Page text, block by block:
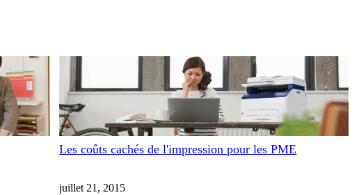
Les coûts cachés de l'impression pour les PME
juillet 21, 2015